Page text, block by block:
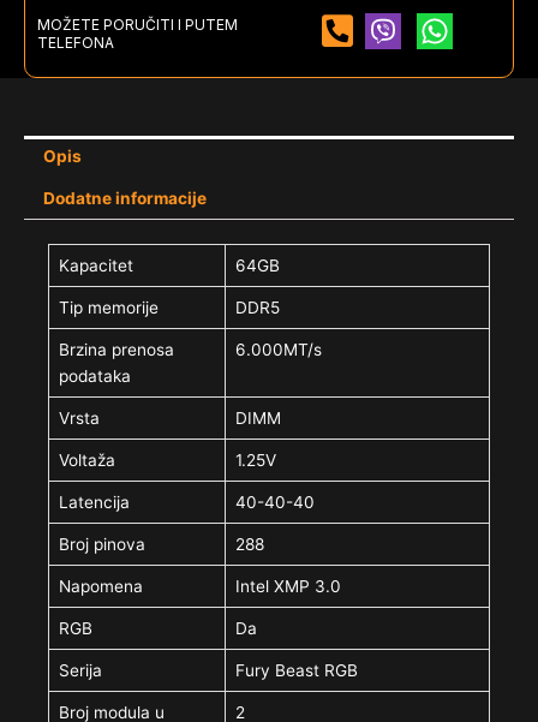
MOŽETE PORUČITI I PUTEM
TELEFONA
Opis
Dodatne informacije
Kapacitet 64GB
Tip memorije DDR5
Brzina prenosa
podataka
6.000MT/s
Vrsta DIMM
Voltaža 1.25V
Latencija 40-40-40
Broj pinova 288
Napomena Intel XMP 3.0
RGB Da
Serija Fury Beast RGB
Broj modula u
2